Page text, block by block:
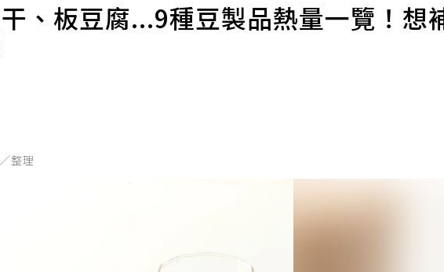
、板豆腐...9種豆製品熱量一覽！想
整理